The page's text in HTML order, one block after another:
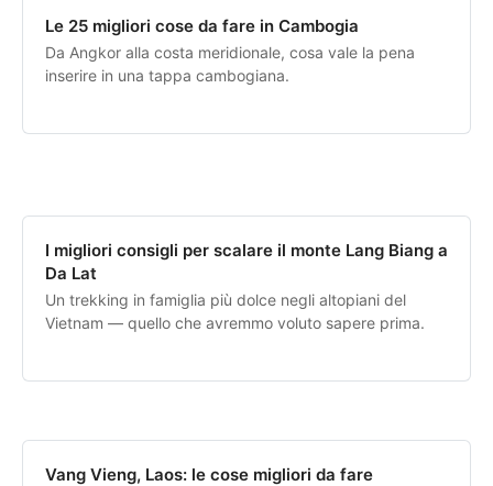
Le 25 migliori cose da fare in Cambogia
Da Angkor alla costa meridionale, cosa vale la pena
inserire in una tappa cambogiana.
I migliori consigli per scalare il monte Lang Biang a
Da Lat
Un trekking in famiglia più dolce negli altopiani del
Vietnam — quello che avremmo voluto sapere prima.
Vang Vieng, Laos: le cose migliori da fare